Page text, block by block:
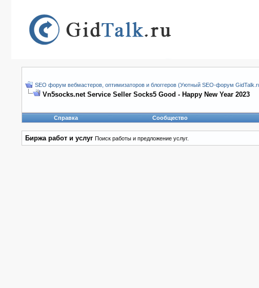
SEO форум вебмастеров, оптимизаторов и блоггеров (Уютный SEO-форум
Vn5socks.net Service Seller Socks5 Good - Happy New Year 2023
Справка
Сообщество
Биржа работ и услуг Поиск работы и предложение услуг.